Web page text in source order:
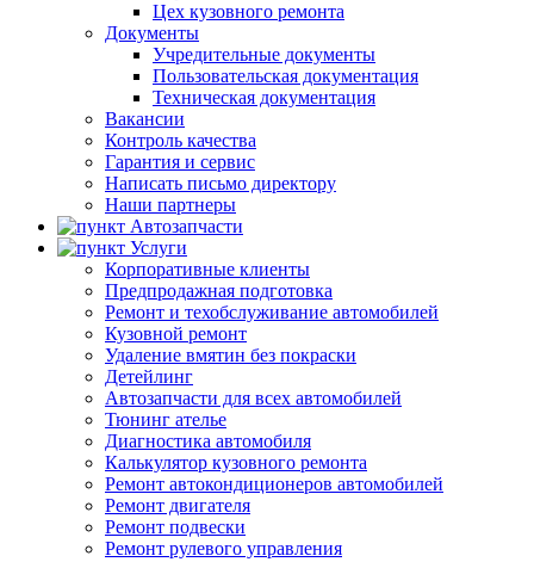
Цех кузовного ремонта
Документы
Учредительные документы
Пользовательская документация
Техническая документация
Вакансии
Контроль качества
Гарантия и сервис
Написать письмо директору
Наши партнеры
Автозапчасти
Услуги
Корпоративные клиенты
Предпродажная подготовка
Ремонт и техобслуживание автомобилей
Кузовной ремонт
Удаление вмятин без покраски
Детейлинг
Автозапчасти для всех автомобилей
Тюнинг ателье
Диагностика автомобиля
Калькулятор кузовного ремонта
Ремонт автокондиционеров автомобилей
Ремонт двигателя
Ремонт подвески
Ремонт рулевого управления